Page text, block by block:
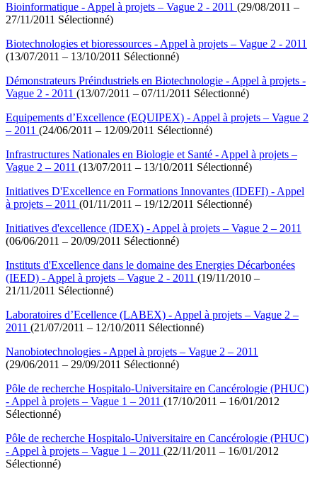
Bioinformatique - Appel à projets – Vague 2 - 2011 (29/08/2011 –
27/11/2011 Sélectionné)
Biotechnologies et bioressources - Appel à projets – Vague 2 - 2011
(13/07/2011 – 13/10/2011 Sélectionné)
Démonstrateurs Préindustriels en Biotechnologie - Appel à projets -
Vague 2 - 2011 (13/07/2011 – 07/11/2011 Sélectionné)
Equipements d’Excellence (EQUIPEX) - Appel à projets – Vague 2
– 2011 (24/06/2011 – 12/09/2011 Sélectionné)
Infrastructures Nationales en Biologie et Santé - Appel à projets –
Vague 2 – 2011 (13/07/2011 – 13/10/2011 Sélectionné)
Initiatives D'Excellence en Formations Innovantes (IDEFI) - Appel
à projets – 2011 (01/11/2011 – 19/12/2011 Sélectionné)
Initiatives d'excellence (IDEX) - Appel à projets – Vague 2 – 2011
(06/06/2011 – 20/09/2011 Sélectionné)
Instituts d'Excellence dans le domaine des Energies Décarbonées
(IEED) - Appel à projets – Vague 2 - 2011 (19/11/2010 –
21/11/2011 Sélectionné)
Laboratoires d’Ecellence (LABEX) - Appel à projets – Vague 2 –
2011 (21/07/2011 – 12/10/2011 Sélectionné)
Nanobiotechnologies - Appel à projets – Vague 2 – 2011
(29/06/2011 – 29/09/2011 Sélectionné)
Pôle de recherche Hospitalo-Universitaire en Cancérologie (PHUC)
- Appel à projets – Vague 1 – 2011 (17/10/2011 – 16/01/2012
Sélectionné)
Pôle de recherche Hospitalo-Universitaire en Cancérologie (PHUC)
- Appel à projets – Vague 1 – 2011 (22/11/2011 – 16/01/2012
Sélectionné)